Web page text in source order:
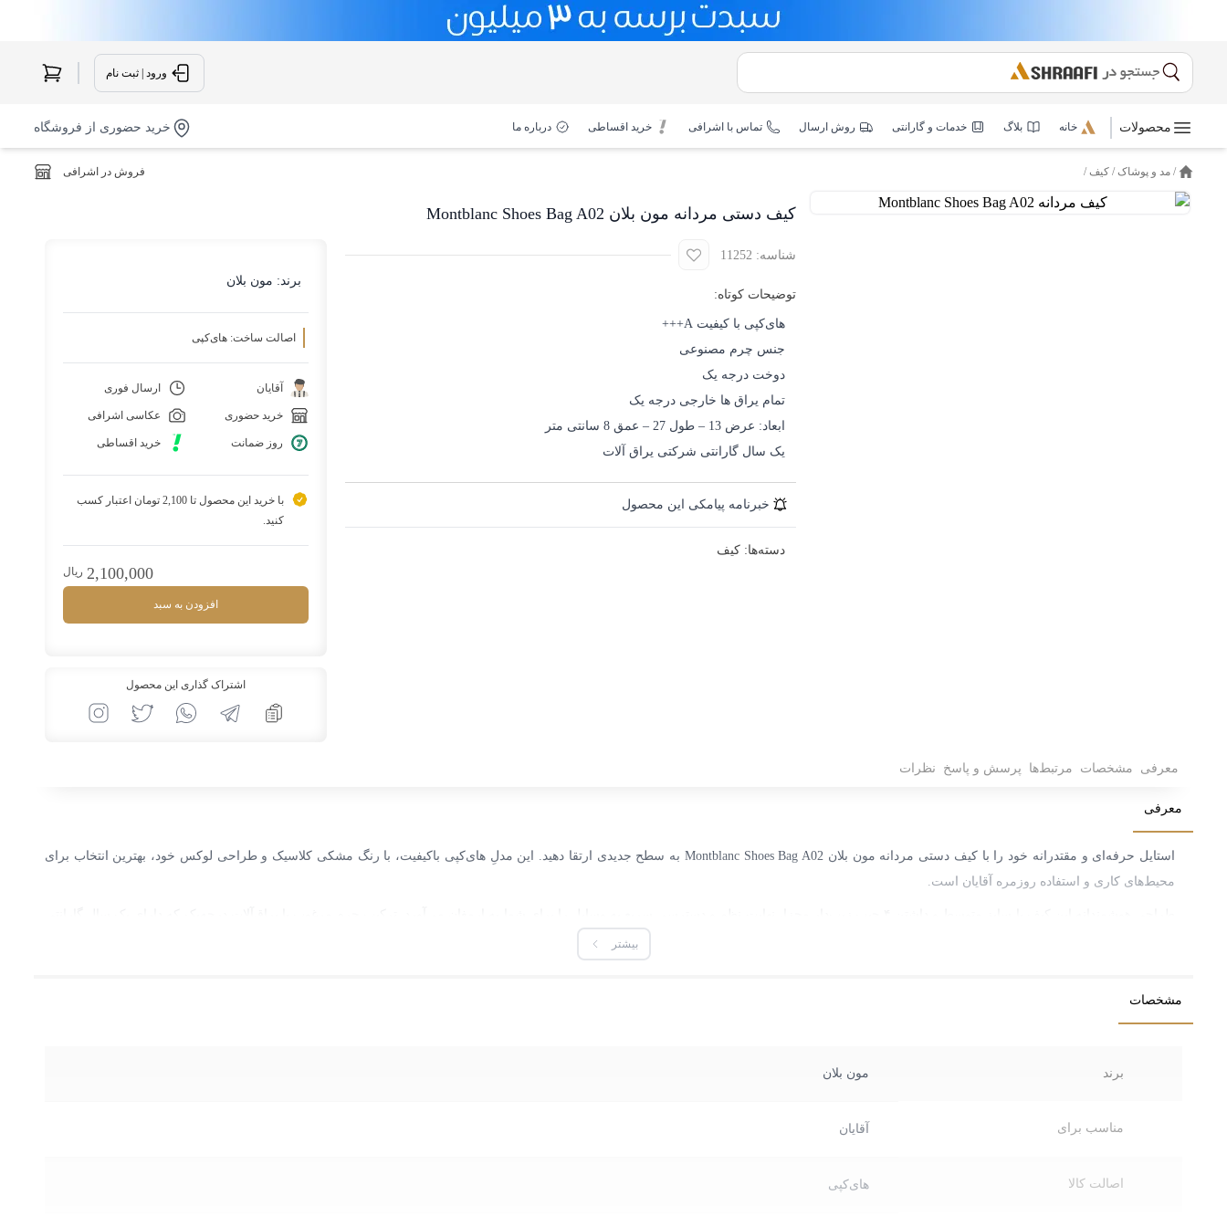
ورود | ثبت نام
محصولات خانه بلاگ خدمات و گارانتی روش ارسال تماس با اشرافی خرید اقساطی درباره ما خرید حضوری از فروشگاه
/ مد و پوشاک/ کیف/ فروش در اشرافی
کیف دستی مردانه مون بلان Montblanc Shoes Bag A02
شناسه: 11252
توضیحات کوتاه:
‌های‌کپی با کیفیت A+++
جنس چرم مصنوعی
دوخت درجه یک
تمام یراق ها خارجی درجه یک
ابعاد: عرض 13 – طول 27 – عمق 8 سانتی متر
یک سال گارانتی شرکتی یراق آلات
خبرنامه پیامکی این محصول
دسته‌ها: کیف
برند: مون بلان
اصالت ساخت: های‌کپی
آقایان ارسال فوری
خرید حضوری عکاسی اشرافی
روز ضمانت خرید اقساطی
با خرید این محصول تا 2,100 تومان اعتبار کسب
کنید.
2,100,000 ريال
افزودن به سبد
اشتراک گذاری این محصول
معرفی مشخصات مرتبط‌ها پرسش و پاسخ نظرات
معرفی
استایل حرفه‌ای و مقتدرانه خود را با کیف دستی مردانه مون بلان Montblanc Shoes Bag A02 به سطح جدیدی ارتقا دهید. این مدلِ های‌کپی باکیفیت، با رنگ مشکی کلاسیک و طراحی لوکس خود، بهترین انتخاب برای
محیط‌های کاری و استفاده روزمره آقایان است.
بیشتر
مشخصات
برند مون بلان
مناسب برای آقایان
اصالت کالا های‌کپی